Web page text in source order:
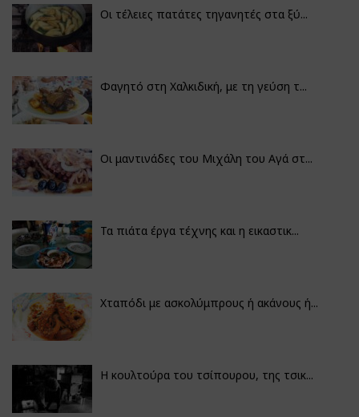
Οι τέλειες πατάτες τηγανητές στα ξύ...
Φαγητό στη Χαλκιδική, με τη γεύση τ...
Οι μαντινάδες του Μιχάλη του Αγά στ...
Τα πιάτα έργα τέχνης και η εικαστικ...
Χταπόδι με ασκολύμπρους ή ακάνους ή...
Η κουλτούρα του τσίπουρου, της τσικ...